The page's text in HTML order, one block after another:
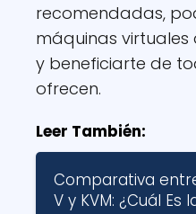
recomendadas,
máquinas
y beneficiarte de
ofrecen.
Leer También:
Comparativa
V y KVM: ¿Cuál Es